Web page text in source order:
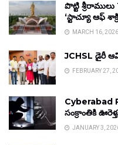
పొట్టి
‘స్టాచ్యూ ఆఫ్
MARCH 16, 2026
JCHSL డైరీ
FEBRUARY 27,
Cyberabad
సంక్రాంతికి
JANUARY 3,